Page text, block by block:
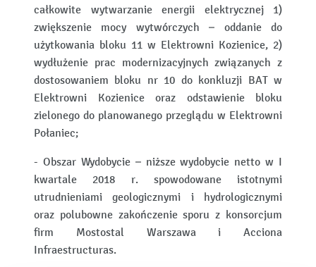
całkowite wytwarzanie energii elektrycznej 1)
zwiększenie mocy wytwórczych – oddanie do
użytkowania bloku 11 w Elektrowni Kozienice, 2)
wydłużenie prac modernizacyjnych związanych z
dostosowaniem bloku nr 10 do konkluzji BAT w
Elektrowni Kozienice oraz odstawienie bloku
zielonego do planowanego przeglądu w Elektrowni
Połaniec;
- Obszar Wydobycie – niższe wydobycie netto w I
kwartale 2018 r. spowodowane istotnymi
utrudnieniami geologicznymi i hydrologicznymi
oraz polubowne zakończenie sporu z konsorcjum
firm Mostostal Warszawa i Acciona
Infraestructuras.